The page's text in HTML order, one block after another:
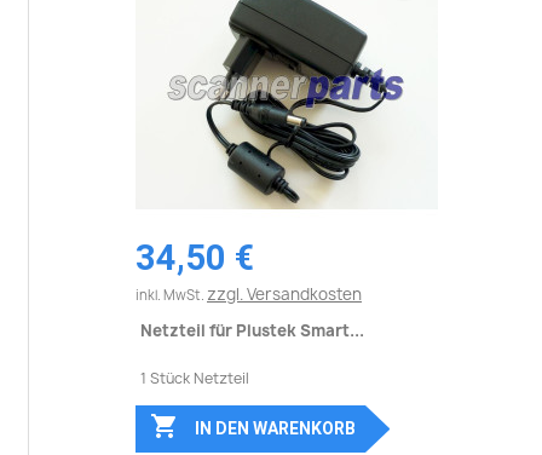
34,50 €
inkl. MwSt. zzgl. Versandkosten
Netzteil für Plustek Smart...
1 Stück Netzteil
 IN DEN WARENKORB